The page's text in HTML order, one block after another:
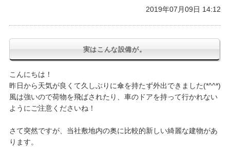
2019年07月09日 14:12
実はこんな設備が。
こんにちは！
昨日から天気が良くて久しぶりに傘を持たず外出できました(*^^*)
風は強いので荷物を飛ばされたり、車のドアを持って行かれない
ようにご注意くださいね！
さて突然ですが、当社敷地内の奥に比較的新しい綺麗な建物があ
ります。